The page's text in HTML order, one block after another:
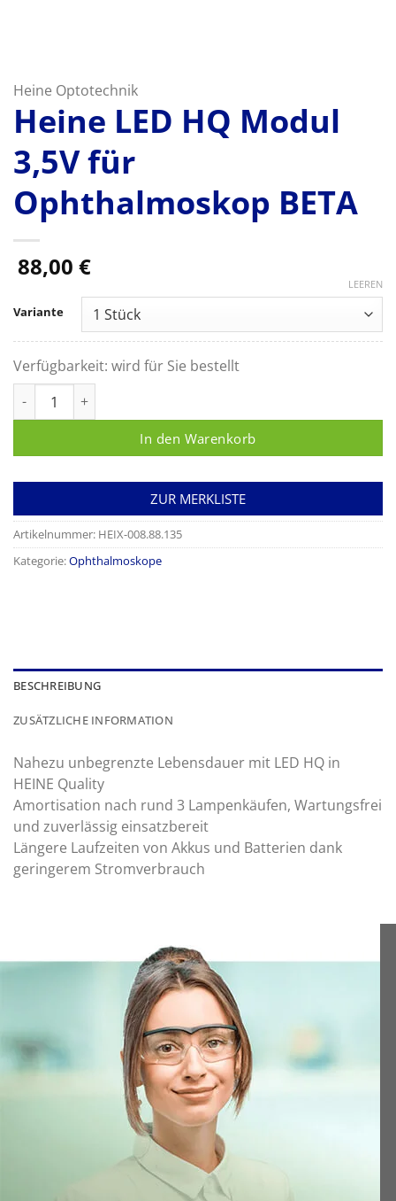
Heine Optotechnik
Heine LED HQ Modul
3,5V für
Ophthalmoskop BETA
88,00 €
Variante
LEEREN
Verfügbarkeit: wird für Sie bestellt
In den Warenkorb
ZUR MERKLISTE
Artikelnummer: HEIX-008.88.135
Kategorie:Ophthalmoskope
BESCHREIBUNG
ZUSÄTZLICHE INFORMATION
Nahezu unbegrenzte Lebensdauer mit LED HQ in
HEINE Quality
Amortisation nach rund 3 Lampenkäufen, Wartungsfrei
und zuverlässig einsatzbereit
Längere Laufzeiten von Akkus und Batterien dank
geringerem Stromverbrauch